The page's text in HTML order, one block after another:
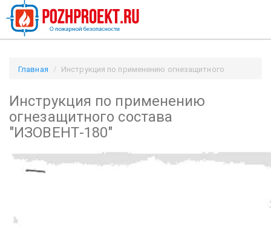
Главная
Инструкция по применению огнезащитного
Инструкция по применению
огнезащитного состава
"ИЗОВЕНТ-180"